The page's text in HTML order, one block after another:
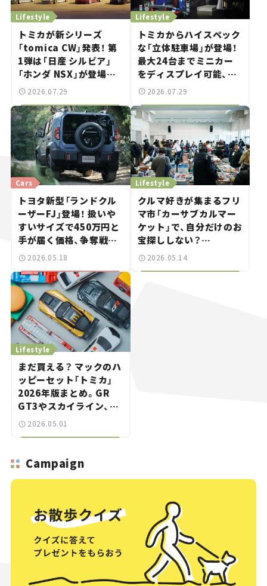
Lifestyle
トミカが新シリーズ
「tomica CW」発表！ 第
1弾は「日産 シルビア」
「ホンダ NSX」が登場。
世界が注目す
とホビー】
2026.07.29
Lifestyle
トミカからハイスペック
な「立体駐車場」が登場！
最大24台までミニカー
をディスプレイ可能、特
別な「日産 GT-R
とホビー】
2026.07.29
Cars
トヨタ新型「ランドクル
ーザーFJ」登場！ 扱いや
すいサイズで450万円と
手が届く価格、争奪戦は
必至【新車ニュース】
2026.05.18
Lifestyle
クルマ好きが集まるフリ
マ市「カーサブカルマー
ケット」で、自分だけのお
宝探ししない？
――YOKOHAMA Car
2026.05.14
Lifestyle
まだ買える？ マックのハ
ッピーセット「トミカ」
2026年版まとめ。GR
GT3やスカイライン、金
色のシークレットの正体
2026.05.01
Campaign